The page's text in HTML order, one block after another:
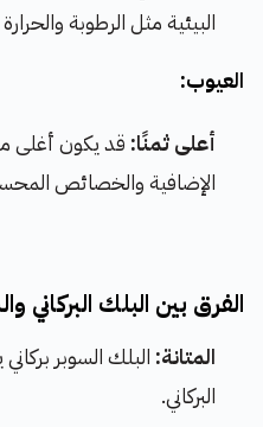
البيئية مثل الرطوبة
العيوب:
أعلى ثمنًا: قد يكون أغلى
الإضافية والخصائص
الفرق بين البلك البركاني
المتانة: البلك السوبر
البركاني.